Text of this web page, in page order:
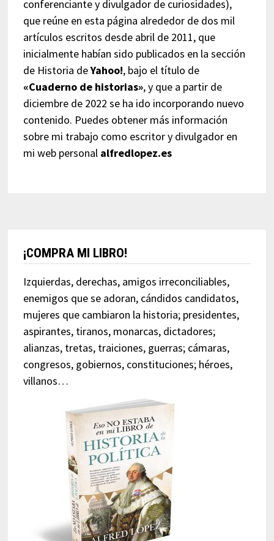
conferenciante y divulgador de curiosidades),
que reúne en esta página alrededor de dos mil
artículos escritos desde abril de 2011, que
inicialmente habían sido publicados en la sección
de Historia deYahoo!, bajo el título de
«Cuaderno de historias», y que a partir de
diciembre de 2022 se ha ido incorporando nuevo
contenido. Puedes obtener más información
sobre mi trabajo como escritor y divulgador en
mi web personal alfredlopez.es
¡COMPRA MI LIBRO!
Izquierdas, derechas, amigos irreconciliables,
enemigos que se adoran, cándidos candidatos,
mujeres que cambiaron la historia; presidentes,
aspirantes, tiranos, monarcas, dictadores;
alianzas, tretas, traiciones, guerras; cámaras,
congresos, gobiernos, constituciones; héroes,
villanos…